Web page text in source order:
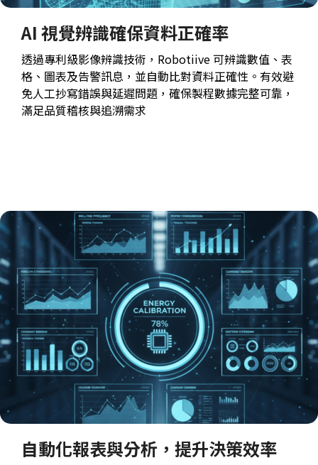
AI 視覺辨識確保資料正確率
透過專利級影像辨識技術，Robotiive 可辨識數值、表
格、圖表及告警訊息，並自動比對資料正確性。有效避
免人工抄寫錯誤與延遲問題，確保製程數據完整可靠，
滿足品質稽核與追溯需求
自動化報表與分析，提升決策效率